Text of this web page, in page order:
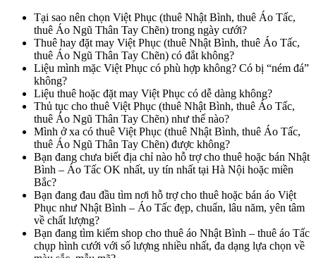
Tại sao nên chọn Việt Phục (thuê Nhật Bình, thuê Áo Tấc,
thuê Áo Ngũ Thân Tay Chẽn) trong ngày cưới?
Thuê hay đặt may Việt Phục (thuê Nhật Bình, thuê Áo Tấc,
thuê Áo Ngũ Thân Tay Chẽn) có đắt không?
Liệu mình mặc Việt Phục có phù hợp không? Có bị “ném đá”
không?
Liệu thuê hoặc đặt may Việt Phục có dễ dàng không?
Thủ tục cho thuê Việt Phục (thuê Nhật Bình, thuê Áo Tấc,
thuê Áo Ngũ Thân Tay Chẽn) như thế nào?
Mình ở xa có thuê Việt Phục (thuê Nhật Bình, thuê Áo Tấc,
thuê Áo Ngũ Thân Tay Chẽn) được không?
Bạn đang chưa biết địa chỉ nào hỗ trợ cho thuê hoặc bán Nhật
Bình – Áo Tấc OK nhất, uy tín nhất tại Hà Nội hoặc miền
Bắc?
Bạn đang đau đầu tìm nơi hỗ trợ cho thuê hoặc bán áo Việt
Phục như Nhật Bình – Áo Tấc đẹp, chuẩn, lâu năm, yên tâm
về chất lượng?
Bạn đang tìm kiếm shop cho thuê áo Nhật Bình – thuê áo Tấc
chụp hình cưới với số lượng nhiều nhất, đa dạng lựa chọn về